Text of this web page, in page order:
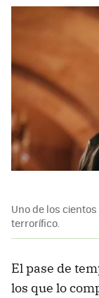
Uno de los
terrorífico.
El pase de
los que lo